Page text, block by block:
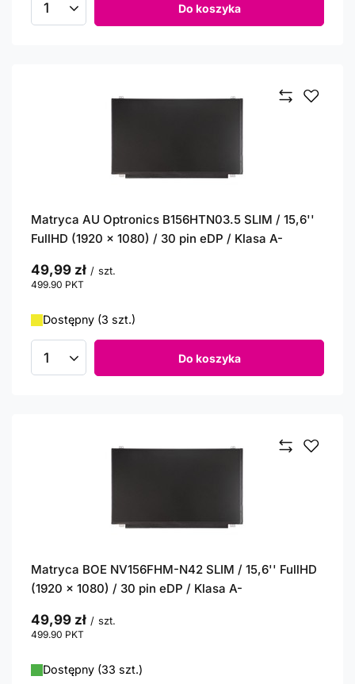
Ilość produktów Do koszyka
Matryca AU Optronics B156HTN03.5 SLIM / 15,6''
FullHD (1920 x 1080) / 30 pin eDP / Klasa A-
49,99 zł / szt.
499.90 PKT
Dostępny (3 szt.)
Ilość produktów Do koszyka
Matryca BOE NV156FHM-N42 SLIM / 15,6'' FullHD
(1920 x 1080) / 30 pin eDP / Klasa A-
49,99 zł / szt.
499.90 PKT
Dostępny (33 szt.)